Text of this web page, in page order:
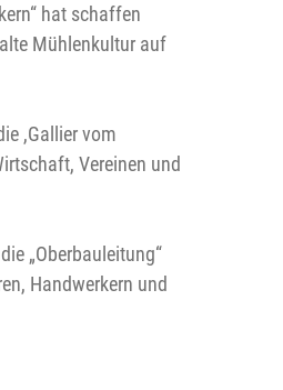
hat schaffen
Mühlenkultur auf
,Gallier vom
Vereinen und
„Oberbauleitung“
Handwerkern und